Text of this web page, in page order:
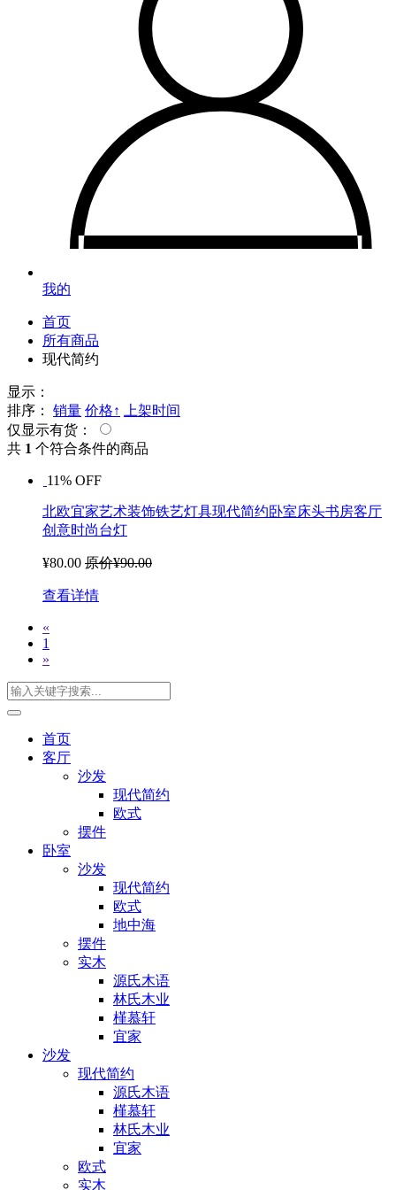
我的
首页
所有商品
现代简约
显示：
排序：
销量 价格↑
上架时间
仅显示有货：
共 1 个符合条件的商品
11% OFF
北欧宜家艺术装饰铁艺灯具现代简约卧室床头书房客厅
创意时尚台灯
¥80.00 原价¥90.00
查看详情
«
1
»
首页
客厅
沙发
现代简约
欧式
摆件
卧室
沙发
现代简约
欧式
地中海
摆件
实木
源氏木语
林氏木业
槿慕轩
宜家
沙发
现代简约
源氏木语
槿慕轩
林氏木业
宜家
欧式
实木